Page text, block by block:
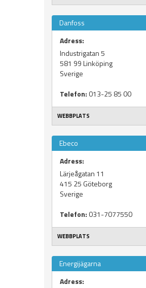
Danfoss
Adress:
Industrigatan 5
581 99Linköping
Sverige
Telefon: 013-25 85 00
WEBBPLATS
Ebeco
Adress:
Lärjeågatan 11
415 25 Göteborg
Sverige
Telefon: 031-7077550
WEBBPLATS
Energijägarna
Adress: